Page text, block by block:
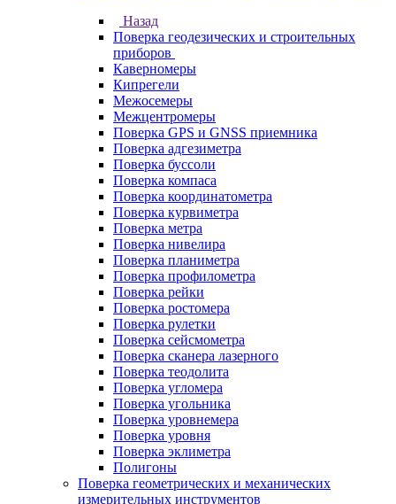
Назад
Поверка геодезических и строительных
приборов
Каверномеры
Кипрегели
Межосемеры
Межцентромеры
Поверка GPS и GNSS приемника
Поверка адгезиметра
Поверка буссоли
Поверка компаса
Поверка координатометра
Поверка курвиметра
Поверка метра
Поверка нивелира
Поверка планиметра
Поверка профилометра
Поверка рейки
Поверка ростомера
Поверка рулетки
Поверка сейсмометра
Поверка сканера лазерного
Поверка теодолита
Поверка угломера
Поверка угольника
Поверка уровнемера
Поверка уровня
Поверка эклиметра
Полигоны
Поверка геометрических и механических
измерительных инструментов